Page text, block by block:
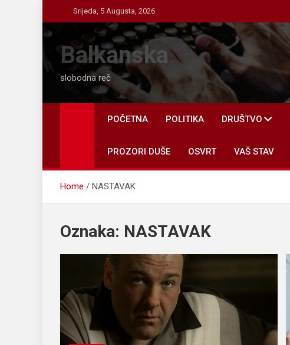
to
content
Srijeda, 5 Augusta, 2026
Balkanska
slobodna reč
POČETNA POLITIKA DRUŠTVO
PROZORI DUŠE OSVRT VAŠ STAV
Home NASTAVAK
Oznaka: NASTAVAK